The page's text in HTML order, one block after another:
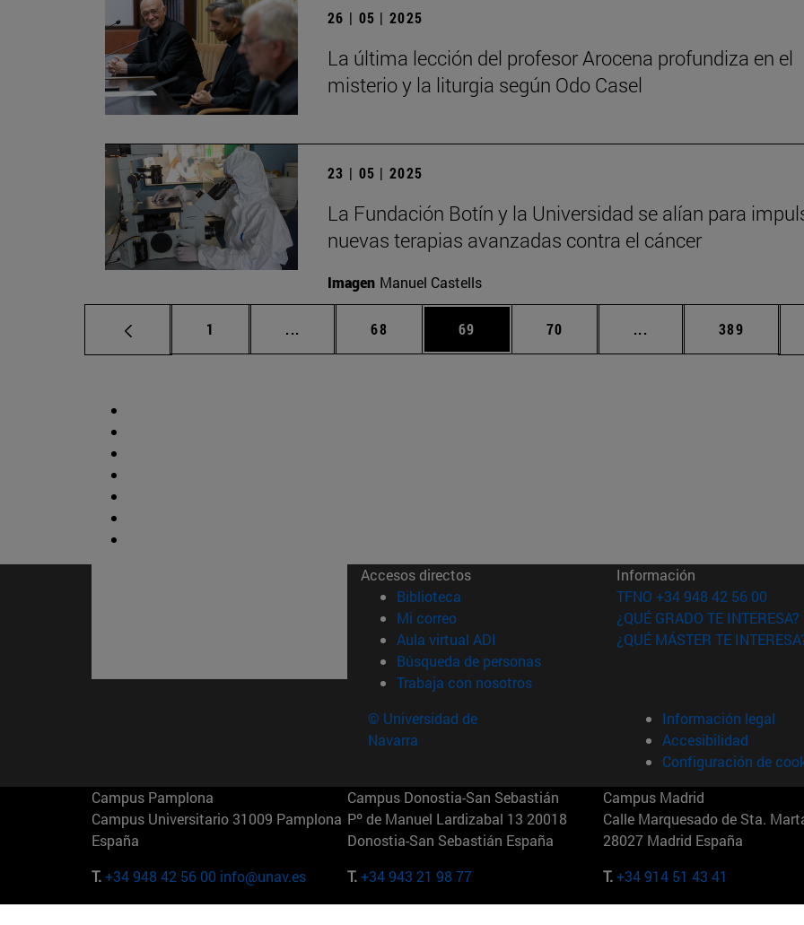
26 | 05 | 2025
La última lección del profesor Arocena profundiza en el
misterio y la liturgia según Odo Casel
23 | 05 | 2025
La Fundación Botín y la Universidad se alían para
nuevas terapias avanzadas contra el cáncer
Imagen Manuel Castells
Página
1 ... Páginas intermedias Use TAB para desplazarse.
Página
68 Página
69 Página
70 ... Páginas intermedias
Página
389
Accesos directos
Biblioteca (abre en nueva ventana)
Mi correo(abre en nueva ventana)
Aula virtual ADI (abre en nueva ventana)
Búsqueda de personas(abre en nueva ventana)
Trabaja con nosotros(abre en nueva ventana)
Información
TFNO +34 948 42 56 00
¿QUÉ GRADO TE INTERESA?
¿QUÉ MÁSTER TE
© Universidad de
Navarra
Información legal
Accesibilidad
Configuración de
Campus Pamplona
Campus Universitario 31009 Pamplona
España
T.+34 948 42 56 00 info@unav.es
Campus Donostia-San Sebastián
Pº de Manuel Lardizabal 13 20018
Donostia-San Sebastián España
T.+34 943 21 98 77
Campus Madrid
Calle Marquesado de Sta.
28027 Madrid España
T.+34 914 51 43 41